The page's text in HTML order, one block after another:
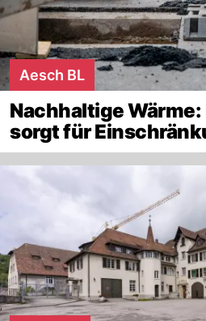
Aesch BL
Nachhaltige
sorgt für